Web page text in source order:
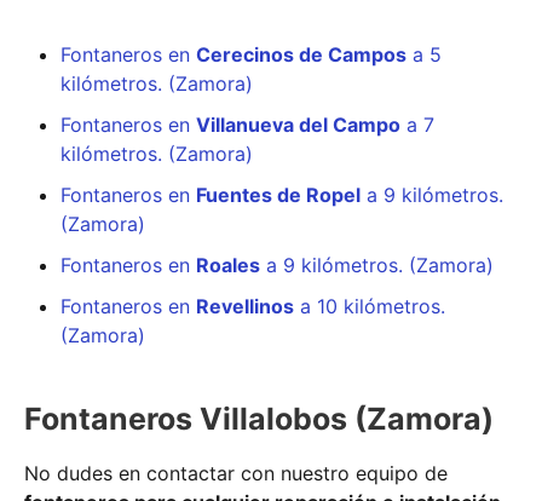
Fontaneros en Cerecinos de Campos a 5
kilómetros. (Zamora)
Fontaneros en Villanueva del Campo a 7
kilómetros. (Zamora)
Fontaneros en Fuentes de Ropel a 9 kilómetros.
(Zamora)
Fontaneros en Roales a 9 kilómetros. (Zamora)
Fontaneros en Revellinos a 10 kilómetros.
(Zamora)
Fontaneros Villalobos (Zamora)
No dudes en contactar con nuestro equipo de